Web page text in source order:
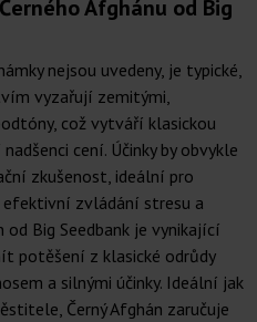
Afghánu od Big
nejsou uvedeny, je typické,
vyzařují zemitými,
což vytváří klasickou
cení. Účinky by obvykle
zkušenost, ideální pro
zvládání stresu a
od Big Seedbank je vynikající
potěšení z klasické odrůdy
a silnými účinky. Ideální jak
Černý Afghán zaručuje